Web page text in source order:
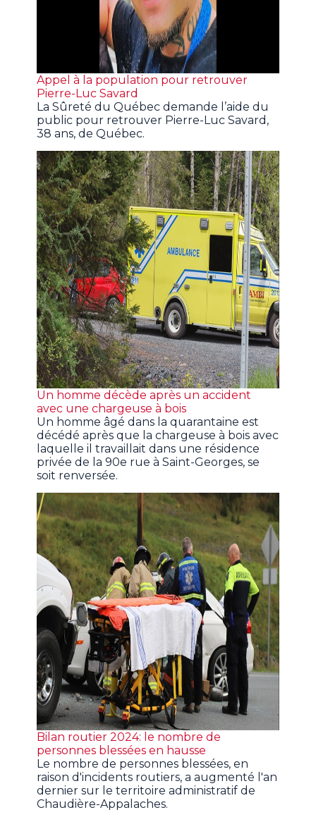
Appel à la population pour retrouver
Pierre-Luc Savard
La Sûreté du Québec demande l’aide du
public pour retrouver Pierre-Luc Savard,
38 ans, de Québec.
Un homme décède après un accident
avec une chargeuse à bois
Un homme âgé dans la quarantaine est
décédé après que la chargeuse à bois avec
laquelle il travaillait dans une résidence
privée de la 90e rue à Saint-Georges, se
soit renversée.
Bilan routier 2024: le nombre de
personnes blessées en hausse
Le nombre de personnes blessées, en
raison d'incidents routiers, a augmenté l'an
dernier sur le territoire administratif de
Chaudière-Appalaches.